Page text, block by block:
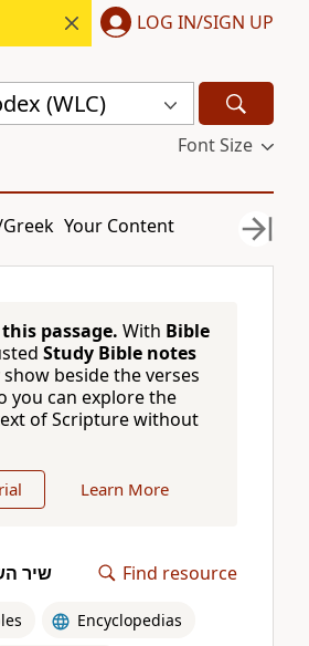
LOG IN/SIGN UP
(WLC)
Font Size
Your Content
passage. With Bible
Study Bible notes
show beside the verses
can explore the
of Scripture without
Learn More
שיר Find resource
Encyclopedias